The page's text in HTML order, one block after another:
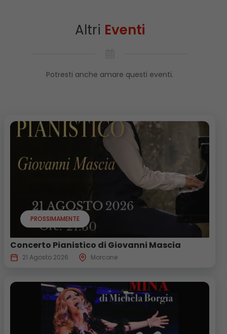
Altri Eventi
Potresti anche amare questi eventi.
PROSSIMAMENTE
Concerto Pianistico di Giovanni Mascia
21 Agosto 2026 Morcone